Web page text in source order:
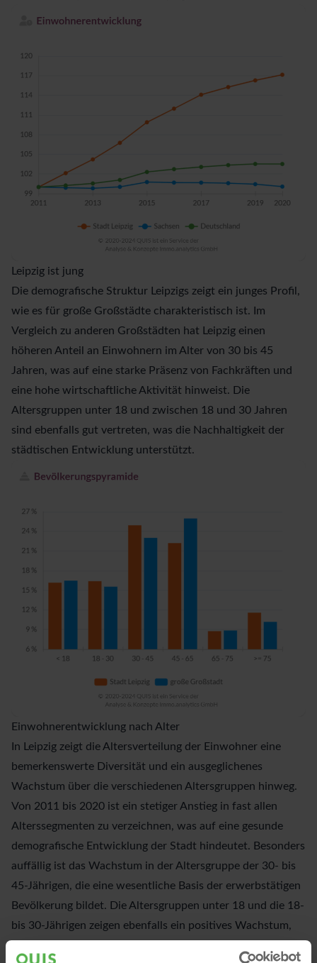
Leipzig ist jung
Die demografische Struktur Leipzigs zeigt ein junges Profil,
wie es für große Großstädte charakteristisch ist. Im
Vergleich zu anderen Großstädten hat Leipzig einen
höheren Anteil an Einwohnern im Alter von 30 bis 45
Jahren, was auf eine starke Präsenz von Fachkräften und
eine hohe wirtschaftliche Aktivität hinweist. Die
Altersgruppen unter 18 und zwischen 18 und 30 Jahren
sind ebenfalls gut vertreten, was die Nachhaltigkeit der
städtischen Entwicklung unterstützt.
Einwohnerentwicklung nach Alter
In Leipzig zeigt die Altersverteilung der Einwohner eine
bemerkenswerte Diversität und ein ausgeglichenes
Wachstum über die verschiedenen Altersgruppen hinweg.
Von 2011 bis 2020 ist ein stetiger Anstieg in fast allen
Alterssegmenten zu verzeichnen, was auf eine gesunde
demografische Entwicklung der Stadt hindeutet. Besonders
auffällig ist das Wachstum in der Altersgruppe der 30- bis
45-Jährigen, die eine wesentliche Basis der erwerbstätigen
Bevölkerung bildet. Die Altersgruppen unter 18 und die 18-
bis 30-Jährigen zeigen ebenfalls ein positives Wachstum,